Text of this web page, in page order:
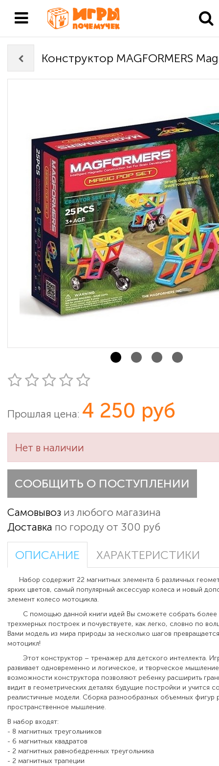
Конструктор MAGFORMERS
Прошлая цена: 4 250 руб
Нет в наличии
СООБЩИТЬ О ПОСТУПЛЕНИИ
Самовывоз из любого магазина
Доставка по городу от 300 руб
ОПИСАНИЕ ХАРАКТЕРИСТИКИ
Набор содержит 22 магнитных элемента 6 различных
ярких цветов, самый популярный аксессуар колеса и новый
элемент колесо мотоцикла.
С помощью данной книги идей Вы сможете собрать более
трехмерных построек и почувствуете, как легко, словно по
Вами модель из мира природы за несколько шагов
мотоцикл!
Этот конструктор – тренажер для детского интеллекта.
развивает одновременно и логическое, и творческое
возможности конструктора позволяют ребенку расширить
видит в геометрических деталях будущие постройки и учится
реалистичные модели. Сборка разнообразных объемных фигур
пространственное мышление.
В набор входят:
- 8 магнитных треугольников
- 6 магнитных квадратов
- 2 магнитных равнобедренных треугольника
- 2 магнитных трапеции